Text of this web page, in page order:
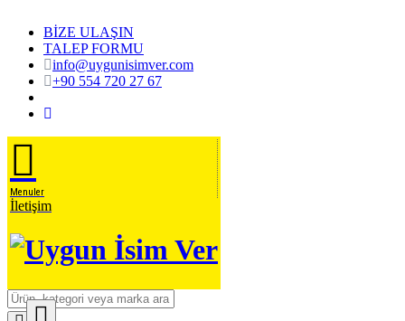
BİZE ULAŞIN
TALEP FORMU
info@uygunisimver.com
+90 554 720 27 67
Menuler
İletişim